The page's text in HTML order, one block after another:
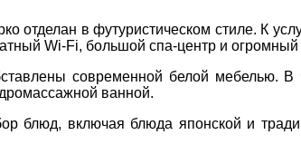
,
,
,
отделан в футуристическом стиле. К
Wi-Fi, большой спа-центр и огромный
современной белой мебелью.
ванной.
блюд, включая блюда японской и